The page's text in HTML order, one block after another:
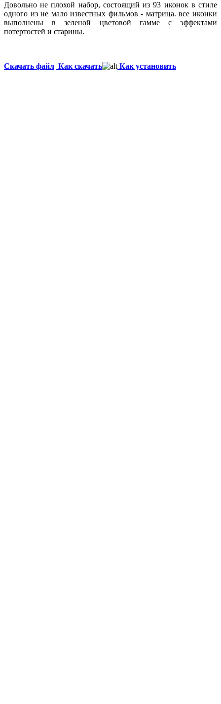
Довольно не плохой набор, состоящий из 93 иконок в стиле
одного из не мало известных фильмов - матрица. все иконки
выполнены в зеленой цветовой гамме с эффектами
потертостей и старины.
Скачать файл Как скачать Как установить